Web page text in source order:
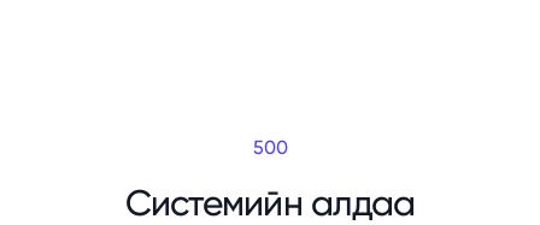
500
Системийн алдаа